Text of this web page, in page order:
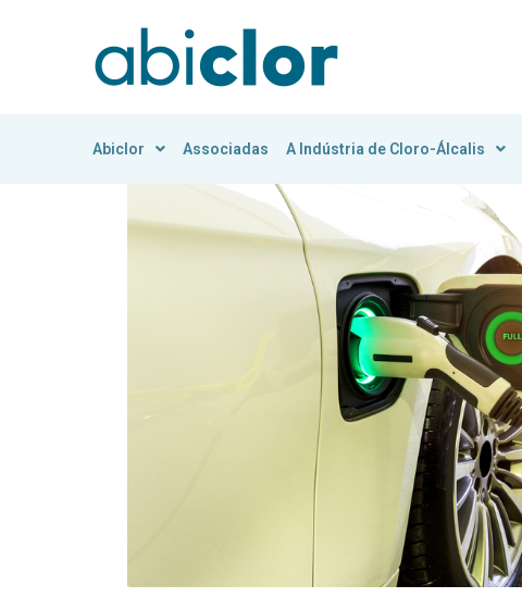
Abiclor Associadas A Indústria de Cloro-Álcalis